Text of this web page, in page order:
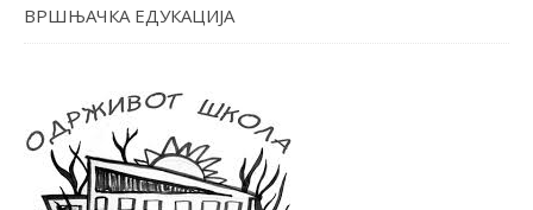
ВРШЊАЧКА ЕДУКАЦИЈА